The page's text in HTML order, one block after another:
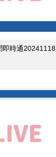
即時通20241118